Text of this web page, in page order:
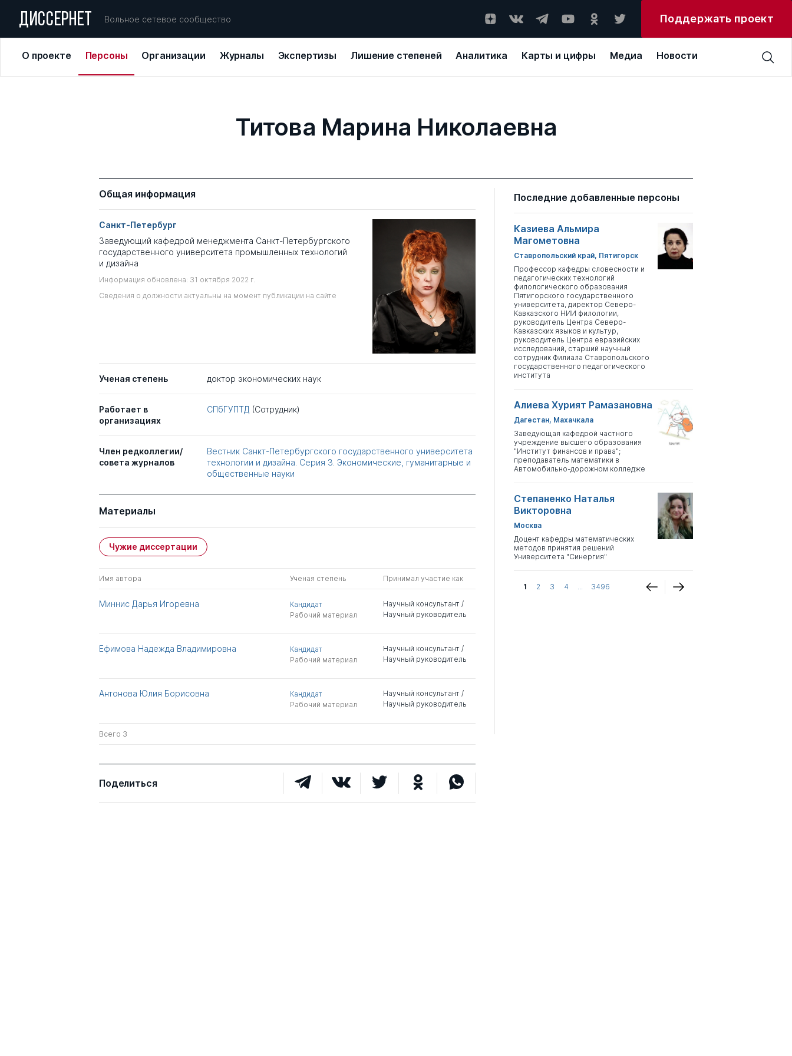
ДИССЕРНЕТ Вольное сетевое сообщество Поддержать проект
О проекте Персоны Организации Журналы Экспертизы Лишение степеней Аналитика Карты и цифры Медиа Новости
Титова Марина Николаевна
Общая информация
Санкт-Петербург
Заведующий кафедрой менеджмента Санкт-Петербургского
государственного университета промышленных технологий
и дизайна
Информация обновлена: 31 октября 2022 г.
Сведения о должности актуальны на момент публикации на сайте
Ученая степень доктор экономических наук
Работает в
организациях
СПбГУПТД (Сотрудник)
Член редколлегии/
совета журналов
Вестник Санкт-Петербургского государственного университета
технологии и дизайна. Серия 3. Экономические, гуманитарные и
общественные науки
Материалы
Чужие диссертации
Имя автора Ученая степень Принимал участие как
Миннис Дарья Игоревна
Кандидат
Рабочий материал
Научный консультант /
Научный руководитель
Ефимова Надежда Владимировна
Кандидат
Рабочий материал
Научный консультант /
Научный руководитель
Антонова Юлия Борисовна
Кандидат
Рабочий материал
Научный консультант /
Научный руководитель
Всего 3
Поделиться
Последние добавленные персоны
Казиева Альмира
Магометовна
Ставропольский край, Пятигорск
Профессор кафедры словесности и
педагогических технологий
филологического образования
Пятигорского государственного
университета, директор Северо-
Кавказского НИИ филологии,
руководитель Центра Северо-
Кавказских языков и культур,
руководитель Центра евразийских
исследований, старший научный
сотрудник Филиала Ставропольского
государственного педагогического
института
Алиева Хурият Рамазановна
Дагестан, Махачкала
Заведующая кафедрой частного
учреждение высшего образования
"Институт финансов и права";
преподаватель математики в
Автомобильно-дорожном колледже
Степаненко Наталья
Викторовна
Москва
Доцент кафедры математических
методов принятия решений
Университета "Синергия"
1 2 3 4 ... 3496